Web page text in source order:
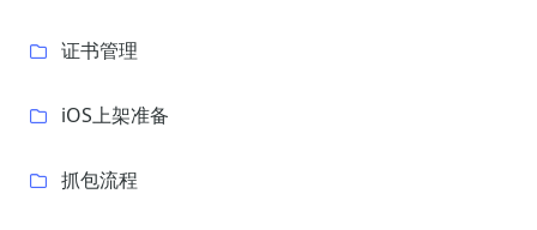
证书管理
iOS上架准备
抓包流程